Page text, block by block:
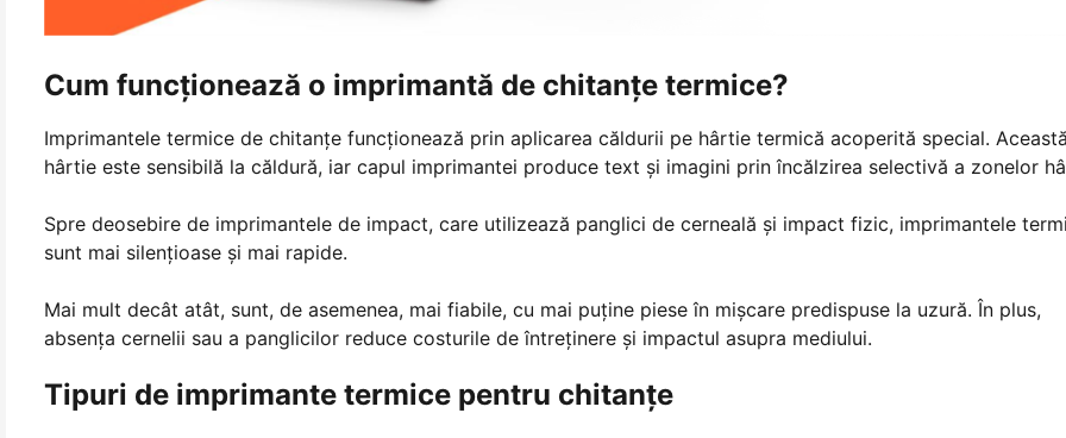
Cum funcționează o imprimantă de chitanțe termice?
Imprimantele termice de chitanțe funcționează prin aplicarea căldurii pe hârtie termică acoperită special. Această
hârtie este sensibilă la căldură, iar capul imprimantei produce text şi imagini prin încălzirea selectivă a zonelor
Spre deosebire de imprimantele de impact, care utilizează panglici de cerneală și impact fizic, imprimantele
sunt mai silențioase și mai rapide.
Mai mult decât atât, sunt, de asemenea, mai fiabile, cu mai puține piese în mișcare predispuse la uzură. În plus,
absența cernelii sau a panglicilor reduce costurile de întreținere și impactul asupra mediului.
Tipuri de imprimante termice pentru chitanțe